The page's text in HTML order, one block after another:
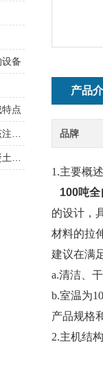
产品
品牌
1.主要概述
100吨
的设计，
材料的拉
建议在满
a.清洁、
b.室温为
产品规格
2.主机结
备
点